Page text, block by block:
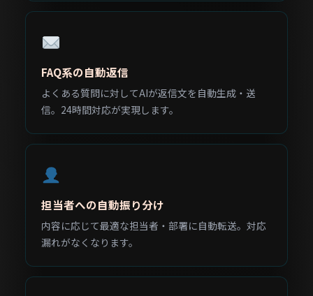
FAQ系の自動返信
よくある質問に対してAIが返信文を自動生成・送
信。24時間対応が実現します。
担当者への自動振り分け
内容に応じて最適な担当者・部署に自動転送。対応
漏れがなくなります。